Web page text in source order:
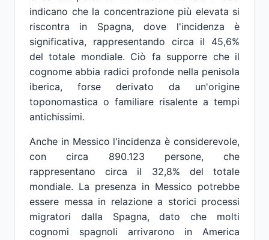
indicano che la concentrazione più elevata si
riscontra in Spagna, dove l'incidenza è
significativa, rappresentando circa il 45,6%
del totale mondiale. Ciò fa supporre che il
cognome abbia radici profonde nella penisola
iberica, forse derivato da un'origine
toponomastica o familiare risalente a tempi
antichissimi.
Anche in Messico l'incidenza è considerevole,
con circa 890.123 persone, che
rappresentano circa il 32,8% del totale
mondiale. La presenza in Messico potrebbe
essere messa in relazione a storici processi
migratori dalla Spagna, dato che molti
cognomi spagnoli arrivarono in America